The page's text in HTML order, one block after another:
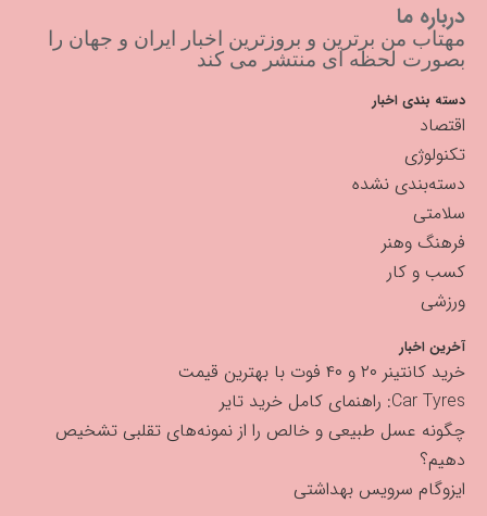
درباره ما
مهتاب من برترین و بروزترین اخبار ایران و جهان را
بصورت لحظه ای منتشر می کند
دسته بندی اخبار
اقتصاد
تکنولوژی
دسته‌بندی نشده
سلامتی
فرهنگ وهنر
کسب و کار
ورزشی
آخرین اخبار
خرید کانتینر ۲۰ و ۴۰ فوت با بهترین قیمت
Car Tyres: راهنمای کامل خرید تایر
چگونه عسل طبیعی و خالص را از نمونه‌های تقلبی تشخیص
دهیم؟
ایزوگام سرویس بهداشتی